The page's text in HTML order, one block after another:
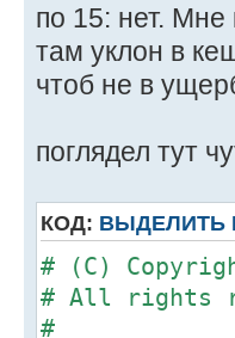
по 15: нет. Мне
там уклон в
чтоб не в
поглядел тут
КОД: ВЫДЕЛИТЬ
# (C)
# All rights
#